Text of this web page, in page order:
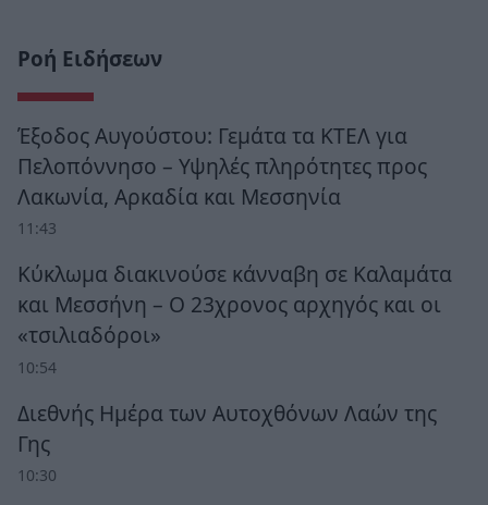
Ροή Ειδήσεων
Έξοδος Αυγούστου: Γεμάτα τα ΚΤΕΛ για
Πελοπόννησο – Υψηλές πληρότητες προς
Λακωνία, Αρκαδία και Μεσσηνία
11:43
Κύκλωμα διακινούσε κάνναβη σε Καλαμάτα
και Μεσσήνη – Ο 23χρονος αρχηγός και οι
«τσιλιαδόροι»
10:54
Διεθνής Ημέρα των Αυτοχθόνων Λαών της
Γης
10:30